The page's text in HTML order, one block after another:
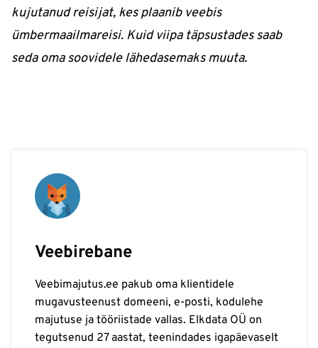
kujutanud reisijat, kes plaanib veebis
ümbermaailmareisi. Kuid viipa täpsustades saab
seda oma soovidele lähedasemaks muuta.
Veebirebane
Veebimajutus.ee pakub oma klientidele
mugavusteenust domeeni, e-posti, kodulehe
majutuse ja tööriistade vallas. Elkdata OÜ on
tegutsenud 27 aastat, teenindades igapäevaselt